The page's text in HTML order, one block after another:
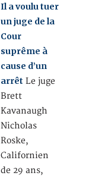
Il a voulu tuer
un juge de la
Cour
suprême à
cause d’un
arrêt Le juge
Brett
Kavanaugh
Nicholas
Roske,
Californien
de 29 ans,